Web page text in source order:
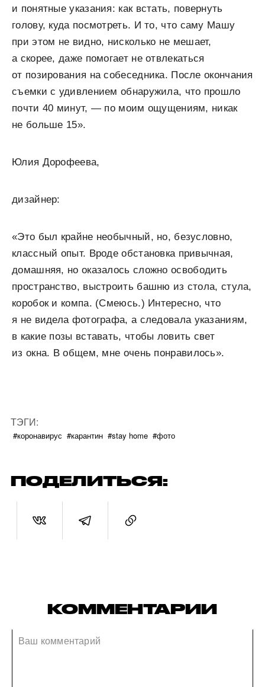
и понятные указания: как встать, повернуть
голову, куда посмотреть. И то, что саму Машу
при этом не видно, нисколько не мешает,
а скорее, даже помогает не отвлекаться
от позирования на собеседника. После окончания
съемки с удивлением обнаружила, что прошло
почти 40 минут, — по моим ощущениям, никак
не больше 15».
Юлия Дорофеева,
дизайнер:
«Это был крайне необычный, но, безусловно,
классный опыт. Вроде обстановка привычная,
домашняя, но оказалось сложно освободить
пространство, выстроить башню из стола, стула,
коробок и компа. (Смеюсь.) Интересно, что
я не видела фотографа, а следовала указаниям,
в какие позы вставать, чтобы ловить свет
из окна. В общем, мне очень понравилось».
ТЭГИ:
#коронавирус #карантин #stay home #фото
ПОДЕЛИТЬСЯ:
КОММЕНТАРИИ